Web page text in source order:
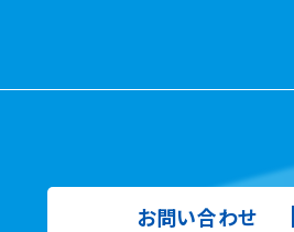
お問い合わせ